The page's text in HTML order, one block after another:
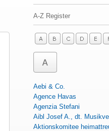
A-Z Register
Aebi & Co.
Agence Havas
Agenzia Stefani
Aibl Josef A., dt.
Aktionskomitee